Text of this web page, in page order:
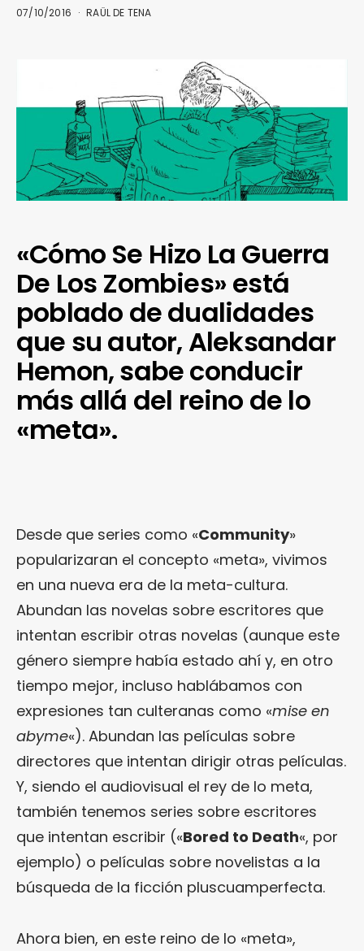
07/10/2016 RAÜL DE TENA
«Cómo Se Hizo La Guerra
De Los Zombies» está
poblado de dualidades
que su autor, Aleksandar
Hemon, sabe conducir
más allá del reino de lo
«meta».
Desde que series como «Community»
popularizaran el concepto «meta», vivimos
en una nueva era de la meta-cultura.
Abundan las novelas sobre escritores que
intentan escribir otras novelas (aunque este
género siempre había estado ahí y, en otro
tiempo mejor, incluso hablábamos con
expresiones tan culteranas como «mise en
abyme«). Abundan las películas sobre
directores que intentan dirigir otras películas.
Y, siendo el audiovisual el rey de lo meta,
también tenemos series sobre escritores
que intentan escribir («Bored to Death«, por
ejemplo) o películas sobre novelistas a la
búsqueda de la ficción pluscuamperfecta.
Ahora bien, en este reino de lo «meta»,